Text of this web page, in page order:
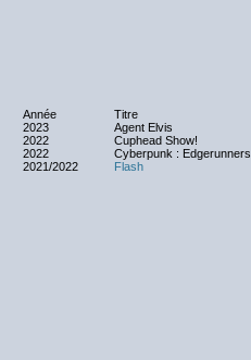
Année Titre
2023
Agent Elvis
2022
Cuphead Show!
2022
Cyberpunk : Edgerunners
2021/2022
Flash